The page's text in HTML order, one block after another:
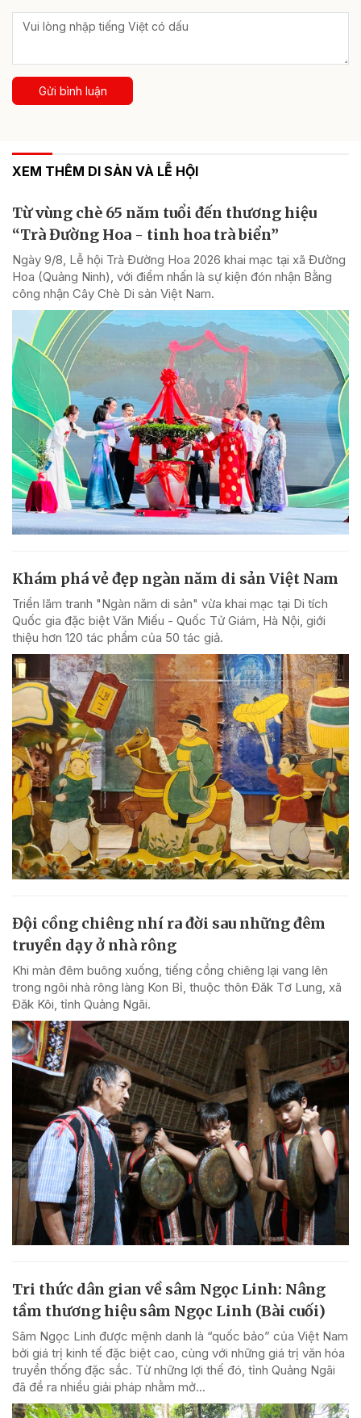
Gửi bình luận
XEM THÊM DI SẢN VÀ LỄ HỘI
Từ vùng chè 65 năm tuổi đến thương hiệu
“Trà Đường Hoa - tinh hoa trà biển”
Ngày 9/8, Lễ hội Trà Đường Hoa 2026 khai mạc tại xã Đường
Hoa (Quảng Ninh), với điểm nhấn là sự kiện đón nhận Bằng
công nhận Cây Chè Di sản Việt Nam.
Khám phá vẻ đẹp ngàn năm di sản Việt Nam
Triển lãm tranh "Ngàn năm di sản" vừa khai mạc tại Di tích
Quốc gia đặc biệt Văn Miếu - Quốc Tử Giám, Hà Nội, giới
thiệu hơn 120 tác phẩm của 50 tác giả.
Đội cồng chiêng nhí ra đời sau những đêm
truyền dạy ở nhà rông
Khi màn đêm buông xuống, tiếng cồng chiêng lại vang lên
trong ngôi nhà rông làng Kon Bỉ, thuộc thôn Đăk Tơ Lung, xã
Đăk Kôi, tỉnh Quảng Ngãi.
Tri thức dân gian về sâm Ngọc Linh: Nâng
tầm thương hiệu sâm Ngọc Linh (Bài cuối)
Sâm Ngọc Linh được mệnh danh là “quốc bảo” của Việt Nam
bởi giá trị kinh tế đặc biệt cao, cùng với những giá trị văn hóa
truyền thống đặc sắc. Từ những lợi thế đó, tỉnh Quảng Ngãi
đã đề ra nhiều giải pháp nhằm mở...